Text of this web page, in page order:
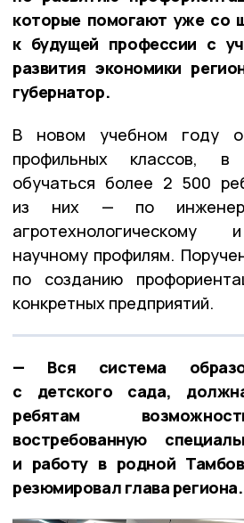
которые помогают уже со
к будущей профессии с
развития экономики
губернатор.
В новом учебном году
профильных классов, в
обучаться более 2 500
из них — по
агротехнологическому
научному профилям.
по созданию
конкретных предприятий.
— Вся система
с детского сада,
ребятам
востребованную
и работу в родной
резюмировал глава региона.